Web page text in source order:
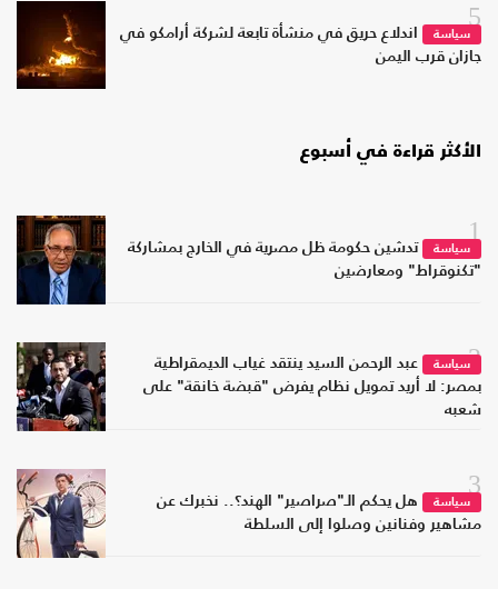
5
سياسة
اندلاع حريق في منشأة تابعة لشركة أرامكو في
جازان قرب اليمن
الأكثر قراءة في أسبوع
1
سياسة
تدشين حكومة ظل مصرية في الخارج بمشاركة
"تكنوقراط" ومعارضين
2سياسة
عبد الرحمن السيد ينتقد غياب الديمقراطية
بمصر: لا أريد تمويل نظام يفرض "قبضة خانقة" على
شعبه
3
سياسة
هل يحكم الـ"صراصير" الهند؟.. نخبرك عن
مشاهير وفنانين وصلوا إلى السلطة